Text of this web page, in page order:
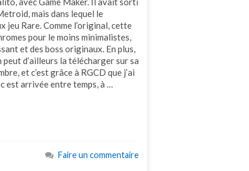
mais dans lequel le
jeu Rare. Comme l’original, cette
pour le moins minimalistes,
et des boss originaux. En plus,
d’ailleurs la télécharger sur sa
et c’est grâce à RGCD que j’ai
est arrivée entre temps, à …
Faire un commentaire